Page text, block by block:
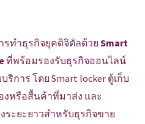
ทำธุรกิจยุคดิจิตัลด้วย Smart
ที่พร้อมรองรับธุรกิจออนไลน์
การ โดย Smart locker ตู้เก็บ
หรือสื้นค้าที่มาส่ง และ
ระยะยาวสำหรับธุรกิจขาย